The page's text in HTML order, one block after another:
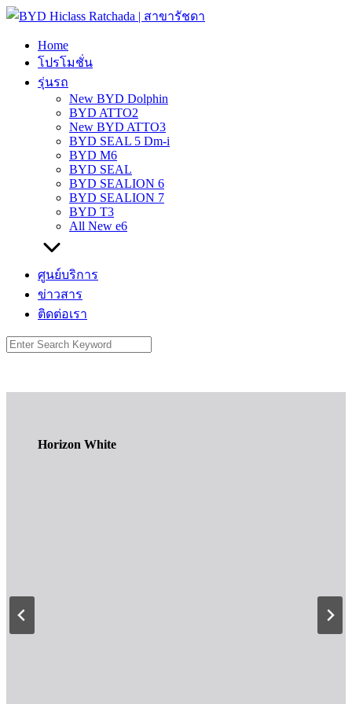
Skip
contentHome
โปรโมชั่น
รุ่นรถ
New BYD Dolphin
BYD ATTO2
New BYD ATTO3
BYD SEAL 5 Dm-i
BYD M6
BYD SEAL
BYD SEALION 6
BYD SEALION 7
BYD T3
All New e6
ศูนย์บริการ
ข่าวสาร
ติดต่อเรา
Search
for:
Horizon White